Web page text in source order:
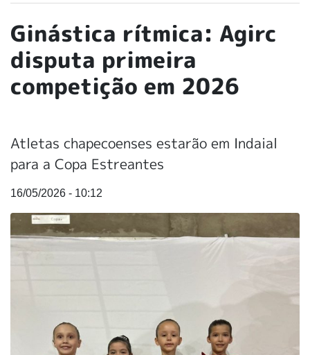
Ginástica rítmica: Agirc
disputa primeira
competição em 2026
Atletas chapecoenses estarão em Indaial
para a Copa Estreantes
16/05/2026 - 10:12